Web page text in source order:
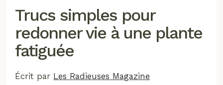
Trucs simples pour
redonner vie à une plante
fatiguée
Écrit par Les Radieuses Magazine